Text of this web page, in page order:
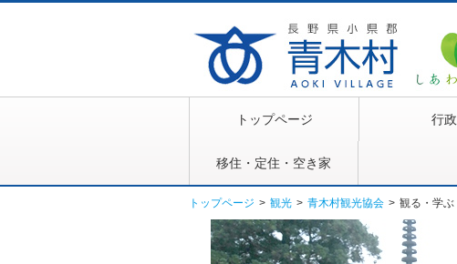
トップページ 行政
移住・定住・空き家
トップページ > 観光 > 青木村観光協会 > 観る・学ぶ